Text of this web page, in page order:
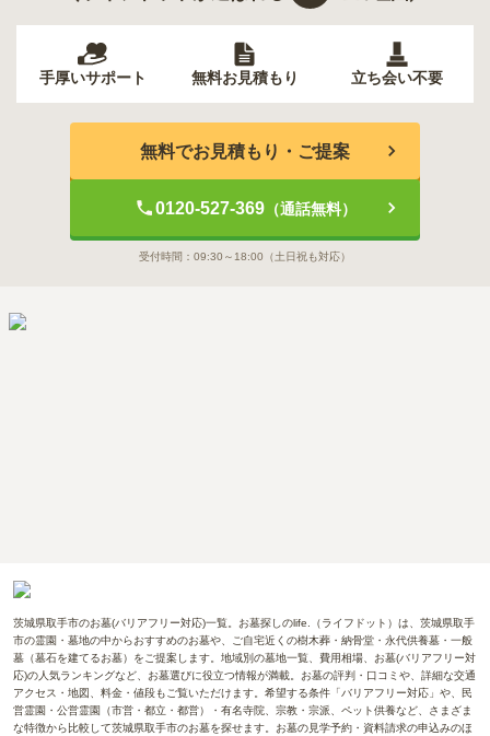
手厚いサポート 無料お見積もり 立ち会い不要
無料でお見積もり・ご提案
0120-527-369（通話無料）
受付時間： 09:30～18:00 （土日祝も対応）
茨城県取手市のお墓(バリアフリー対応)一覧。お墓探しのlife.（ライフドット）は、茨城県取手
市の霊園・墓地の中からおすすめのお墓や、ご自宅近くの樹木葬・納骨堂・永代供養墓・一般
墓（墓石を建てるお墓）をご提案します。地域別の墓地一覧、費用相場、お墓(バリアフリー対
応)の人気ランキングなど、お墓選びに役立つ情報が満載。お墓の評判・口コミや、詳細な交通
アクセス・地図、料金・値段もご覧いただけます。希望する条件「バリアフリー対応」や、民
営霊園・公営霊園（市営・都立・都営）・有名寺院、宗教・宗派、ペット供養など、さまざま
な特徴から比較して茨城県取手市のお墓を探せます。お墓の見学予約・資料請求の申込みのほ